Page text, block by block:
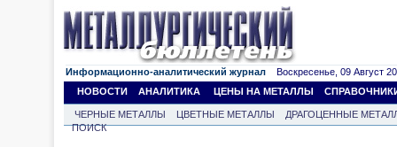
Информационно-аналитический журнал Воскресенье, 09 Август
НОВОСТИ
АНАЛИТИКА ЦЕНЫ НА МЕТАЛЛЫ
ЧЕРНЫЕ МЕТАЛЛЫ ЦВЕТНЫЕ МЕТАЛЛЫ
ДРАГОЦЕННЫЕ
ПОИСК